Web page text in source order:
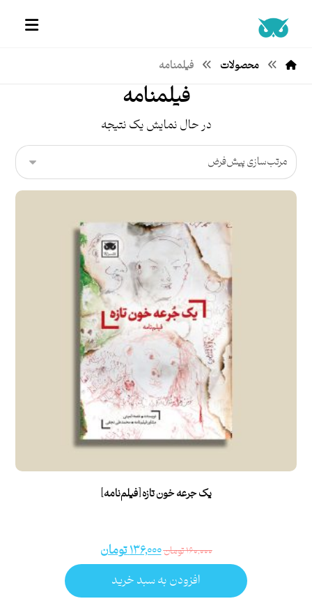
محصولات فیلمنامه
فیلمنامه
در حال نمایش یک نتیجه
یک جرعه خون تازه [فیلم‌نامه]
۱۶۰,۰۰۰تومان۱۳۶,۰۰۰تومان
افزودن به سبد خرید